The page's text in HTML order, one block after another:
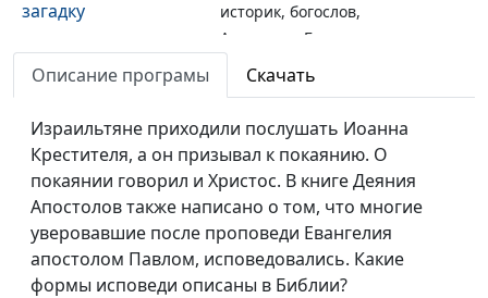
загадку
историк, богослов,
Александр Богданенков,
Жертва за грех и её
уроки
Олег Габрусевич,
священнослужитель,
историк, богослов,
Александр Богданенков,
священнослужитель,
филолог, литературовед
Описание програмы Скачать
Израильтяне приходили послушать Иоанна
Крестителя, а он призывал к покаянию. О
покаянии говорил и Христос. В книге Деяния
Апостолов также написано о том, что многие
уверовавшие после проповеди Евангелия
апостолом Павлом, исповедовались. Какие
формы исповеди описаны в Библии?